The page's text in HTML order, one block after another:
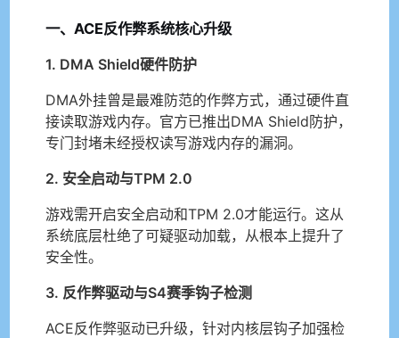
一、ACE反作弊系统核心升级
1. DMA Shield硬件防护
DMA外挂曾是最难防范的作弊方式，通过硬件直
接读取游戏内存。官方已推出DMA Shield防护，
专门封堵未经授权读写游戏内存的漏洞。
2. 安全启动与TPM 2.0
游戏需开启安全启动和TPM 2.0才能运行。这从
系统底层杜绝了可疑驱动加载，从根本上提升了
安全性。
3. 反作弊驱动与S4赛季钩子检测
ACE反作弊驱动已升级，针对内核层钩子加强检